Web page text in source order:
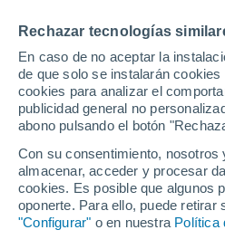
Rechazar tecnologías
En caso de no aceptar la
de que solo se instalarán
cookies para analizar el
publicidad general no
abono pulsando el botón
Con su consentimiento, nosotros
almacenar, acceder y procesar
cookies. Es posible que algunos
oponerte. Para ello, puede
"Configurar" o en nuestra Política
Parte de nieve hoy
Pistas por
Kilómetros